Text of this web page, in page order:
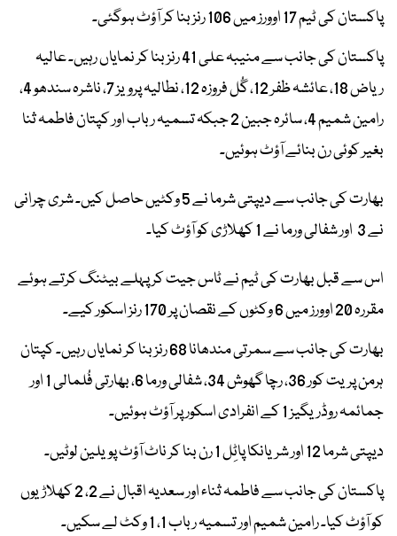
پاکستان کی ٹیم 17 اوورز میں 106 رنز بنا کر آؤٹ ہوگئی۔
پاکستان کی جانب سے منیبہ علی 41 رنز بنا کر نمایاں رہیں۔ عالیہ
ریاض 18، عائشہ ظفر 12، گُل فروزہ 12، نطالیہ پرویز 7، ناشرہ سندھو 4،
رامین شمیم 4، سائرہ جبین 2 جبکہ تسمیہ رباب اور کپتان فاطمہ ثنا
بغیر کوئی رن بنائے آؤٹ ہوئیں۔
بھارت کی جانب سے دیپتی شرما نے 5 وکٹیں حاصل کیں۔ شری چرانی
نے 3 اور شفالی ورما نے 1 کھلاڑی کو آؤٹ کیا۔
اس سے قبل بھارت کی ٹیم نے ٹاس جیت کر پہلے بیٹنگ کرتے ہوئے
مقررہ 20 اوورز میں 6 وکٹوں کے نقصان پر 170 رنز اسکور کیے۔
بھارت کی جانب سے سمرتی مندھانا 68 رنز بنا کر نمایاں رہیں۔ کپتان
ہرمن پریت کور 36، رچا گھوش 34، شفالی ورما 6، بھارتی فُلمالی 1 اور
جمائمہ روڈریگیز 1 کے انفرادی اسکور پر آؤٹ ہوئیں۔
دیپتی شرما 12 اور شریانکا پاٹِل 1 رن بنا کر ناٹ آؤٹ پویلین لوٹیں۔
پاکستان کی جانب سے فاطمہ ثناء اور سعدیہ اقبال نے 2، 2 کھلاڑیوں
کو آؤٹ کیا۔ رامین شمیم اور تسمیہ رباب 1، 1 وکٹ لے سکیں۔